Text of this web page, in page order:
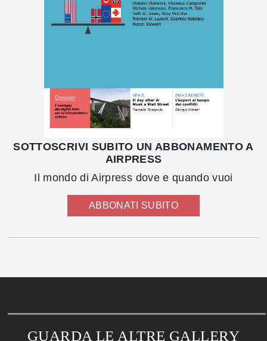
SOTTOSCRIVI SUBITO UN ABBONAMENTO A
AIRPRESS
Il mondo di Airpress dove e quando vuoi
ABBONATI SUBITO
GUARDA LE ALTRE GALLERY